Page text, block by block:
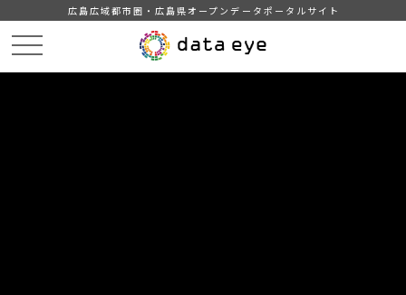
広島広域都市圏・広島県オープンデータポータルサイト